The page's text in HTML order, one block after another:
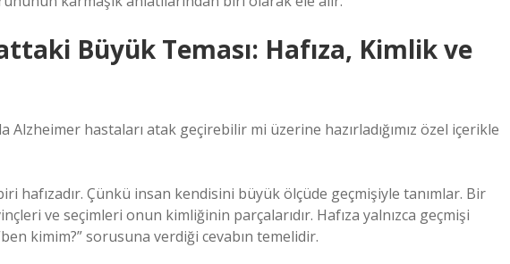
Büyük Teması: Hafıza, Kimlik ve
hastaları atak geçirebilir mi üzerine hazırladığımız özel içerikle
hafızadır. Çünkü insan kendisini büyük ölçüde geçmişiyle tanımlar. Bir
ve seçimleri onun kimliğinin parçalarıdır. Hafıza yalnızca geçmişi
kimim?” sorusuna verdiği cevabın temelidir.